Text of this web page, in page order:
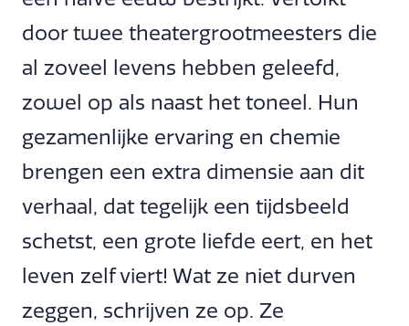
door twee theatergrootmeesters die
al zoveel levens hebben geleefd,
zowel op als naast het toneel. Hun
gezamenlijke ervaring en chemie
brengen een extra dimensie aan dit
verhaal, dat tegelijk een tijdsbeeld
schetst, een grote liefde eert, en het
leven zelf viert! Wat ze niet durven
zeggen, schrijven ze op. Ze